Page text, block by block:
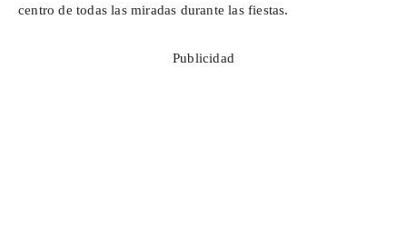
centro de todas las miradas durante las fiestas.
Publicidad